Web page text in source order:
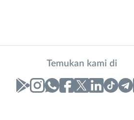
Temukan kami di